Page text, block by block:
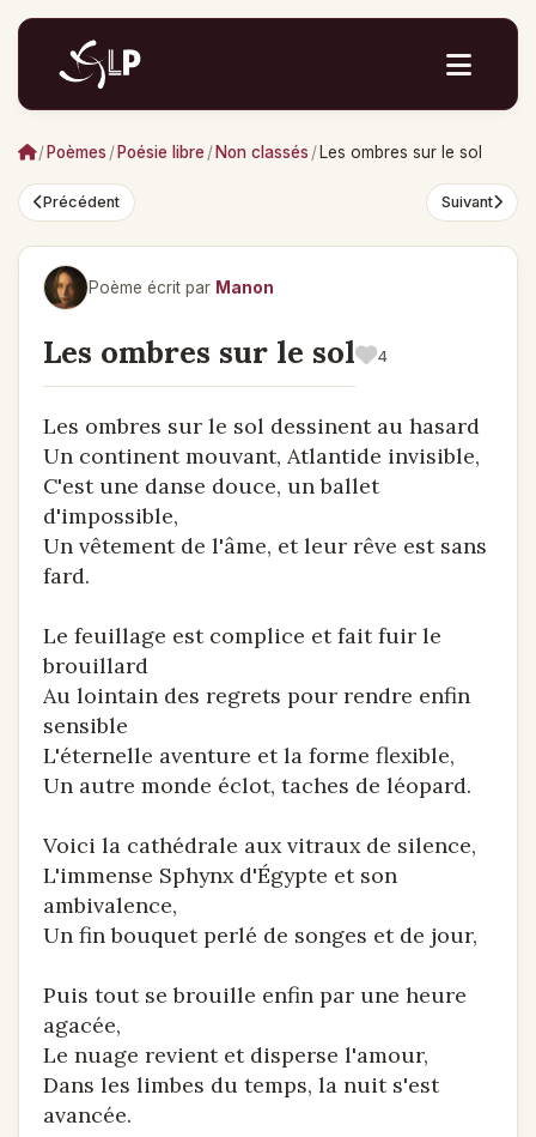
/ Poèmes / Poésie libre/ Non classés / Les ombres sur le sol
Précédent Suivant
Poème écrit par Manon
Les ombres sur le sol 4
Les ombres sur le sol dessinent au hasard
Un continent mouvant, Atlantide invisible,
C'est une danse douce, un ballet
d'impossible,
Un vêtement de l'âme, et leur rêve est sans
fard.
Le feuillage est complice et fait fuir le
brouillard
Au lointain des regrets pour rendre enfin
sensible
L'éternelle aventure et la forme flexible,
Un autre monde éclot, taches de léopard.
Voici la cathédrale aux vitraux de silence,
L'immense Sphynx d'Égypte et son
ambivalence,
Un fin bouquet perlé de songes et de jour,
Puis tout se brouille enfin par une heure
agacée,
Le nuage revient et disperse l'amour,
Dans les limbes du temps, la nuit s'est
avancée.